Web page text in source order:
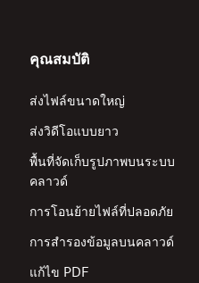
คุณสมบัติ
ส่งไฟล์ขนาดใหญ่
ส่งวิดีโอแบบยาว
พื้นที่จัดเก็บรูปภาพบนระบบ
คลาวด์
การโอนย้ายไฟล์ที่ปลอดภัย
การสำรองข้อมูลบนคลาวด์
แก้ไข PDF